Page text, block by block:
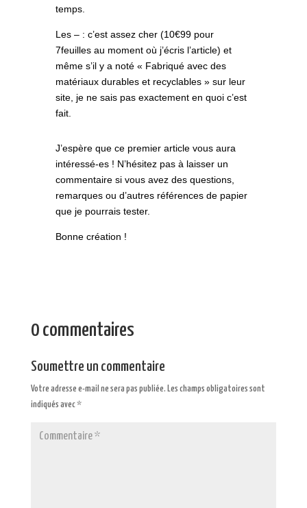
temps.
Les – : c’est assez cher (10€99 pour
7feuilles au moment où j’écris l’article) et
même s’il y a noté « Fabriqué avec des
matériaux durables et recyclables » sur leur
site, je ne sais pas exactement en quoi c’est
fait.
J’espère que ce premier article vous aura
intéressé-es ! N’hésitez pas à laisser un
commentaire si vous avez des questions,
remarques ou d’autres références de papier
que je pourrais tester.
Bonne création !
0 commentaires
Soumettre un commentaire
Votre adresse e-mail ne sera pas publiée. Les champs obligatoires sont
indiqués avec*